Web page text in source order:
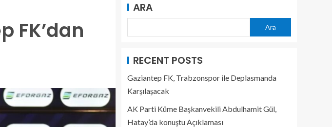
FK’dan
ARA
Ara
RECENT POSTS
Gaziantep FK, Trabzonspor ile Deplasmanda
Karşılaşacak
AK Parti Küme Başkanvekili Abdulhamit Gül,
Hatay’da konuştu Açıklaması